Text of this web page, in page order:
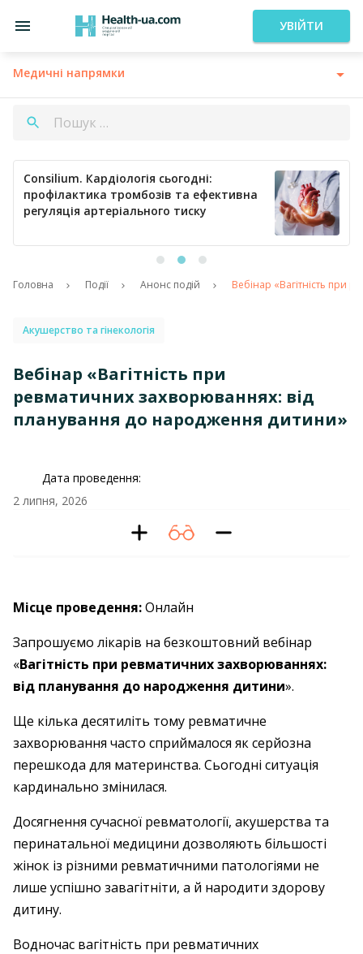
УВІЙТИ
Медичні напрямки
Consilium. Кардіологія сьогодні:
профілактика тромбозів та ефективна
регуляція артеріального тиску
Головна Події Анонс подій Вебінар «Вагітність при
Акушерство та гінекологія
Вебінар «Вагітність при
ревматичних захворюваннях: від
планування до народження дитини»
Дата проведення:
2 липня, 2026
Місце проведення:Онлайн
Запрошуємо лікарів на безкоштовний вебінар
«Вагітність при ревматичних захворюваннях:
від планування до народження дитини».
Ще кілька десятиліть тому ревматичне
захворювання часто сприймалося як серйозна
перешкода для материнства. Сьогодні ситуація
кардинально змінилася.
Досягнення сучасної ревматології, акушерства та
перинатальної медицини дозволяють більшості
жінок із різними ревматичними патологіями не
лише успішно завагітніти, а й народити здорову
дитину.
Водночас вагітність при ревматичних